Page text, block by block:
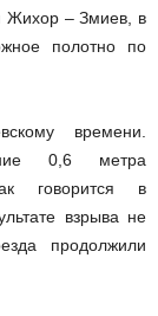
Жихор – Змиев, в
полотно по
времени.
0,6 метра
говорится в
взрыва не
продолжили